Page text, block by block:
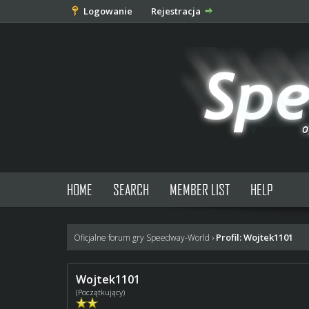
Logowanie Rejestracja
HOME SEARCH MEMBER LIST HELP
Oficjalne forum gry Speedway-World › Profil: Wojtek1101
Wojtek1101
(Początkujący)